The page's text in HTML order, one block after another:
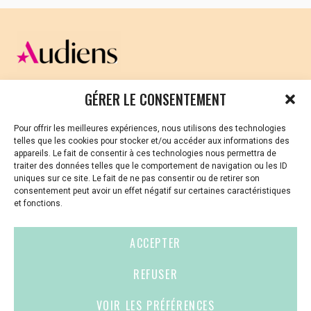
GÉRER LE CONSENTEMENT
Pour offrir les meilleures expériences, nous utilisons des technologies
telles que les cookies pour stocker et/ou accéder aux informations des
appareils. Le fait de consentir à ces technologies nous permettra de
traiter des données telles que le comportement de navigation ou les ID
uniques sur ce site. Le fait de ne pas consentir ou de retirer son
consentement peut avoir un effet négatif sur certaines caractéristiques
et fonctions.
ACCEPTER
REFUSER
VOIR LES PRÉFÉRENCES
ainsi que des représentants de personnes
L’OBJECTIF
le handicap.
> Montrer qu’être différent est une source de
richesse pour l’entreprise.
> Démontrer que le « Handicap n’empêche pas
le talent ».
L’ASSOCIATION
Créée en 2005 par Mireille Malot, l’association
développement d’actions artistiques et
culturelles en faveur des personnes en
situation de handicap. L’association a obtenu
fin 2011 la «reconnaissance d’intérêt général».
EN SAVOIR PLUS
CELLULE D’ÉCOUTE ET DE SOUTIEN PSYCHOLOGIQUE ET
Vous avez été témoin ou vous êtes victime de VSS ? Ou
vous êtes référent·es harcèlement en besoin de soutien
ou d’informations ?
01 87 20 30 90
violences-sexuelles-culture@audiens.org